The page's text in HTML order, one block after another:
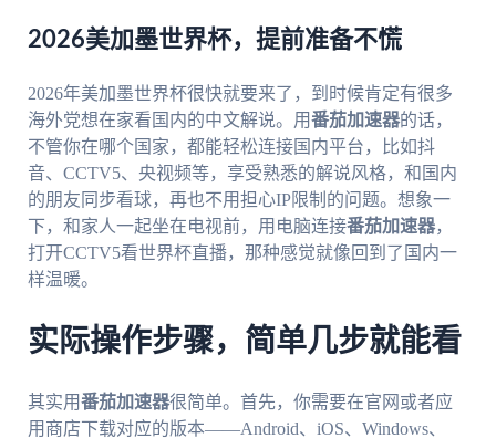
2026美加墨世界杯，提前准备不慌
2026年美加墨世界杯很快就要来了，到时候肯定有很多
海外党想在家看国内的中文解说。用番茄加速器的话，
不管你在哪个国家，都能轻松连接国内平台，比如抖
音、CCTV5、央视频等，享受熟悉的解说风格，和国内
的朋友同步看球，再也不用担心IP限制的问题。想象一
下，和家人一起坐在电视前，用电脑连接番茄加速器，
打开CCTV5看世界杯直播，那种感觉就像回到了国内一
样温暖。
实际操作步骤，简单几步就能看
其实用番茄加速器很简单。首先，你需要在官网或者应
用商店下载对应的版本——Android、iOS、Windows、